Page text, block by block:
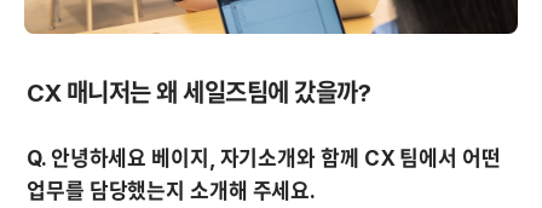
CX 매니저는 왜 세일즈팀에 갔을까?
Q. 안녕하세요 베이지, 자기소개와 함께 CX 팀에서 어떤
업무를 담당했는지 소개해 주세요.